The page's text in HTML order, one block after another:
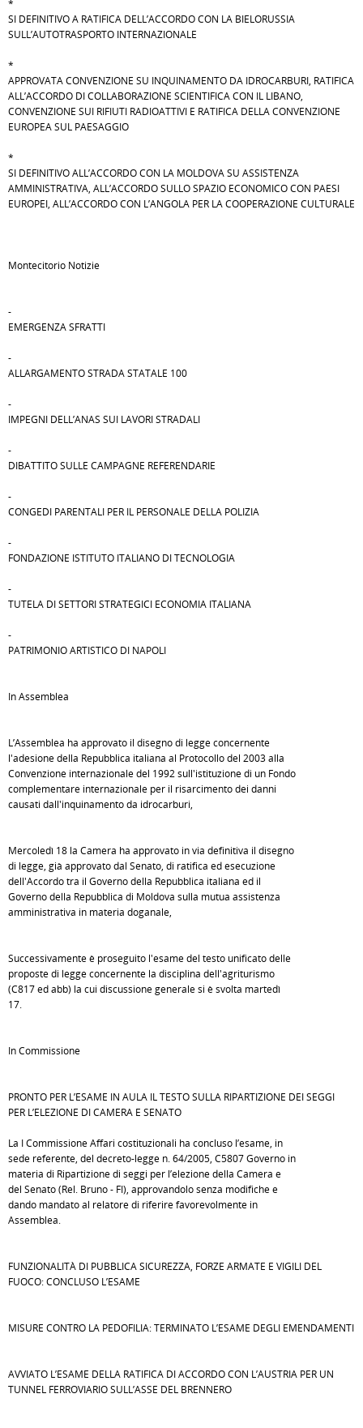
*
SI DEFINITIVO A RATIFICA DELL’ACCORDO CON LA BIELORUSSIA
SULL’AUTOTRASPORTO INTERNAZIONALE
*
APPROVATA CONVENZIONE SU INQUINAMENTO DA IDROCARBURI, RATIFICA
ALL’ACCORDO DI COLLABORAZIONE SCIENTIFICA CON IL LIBANO,
CONVENZIONE SUI RIFIUTI RADIOATTIVI E RATIFICA DELLA CONVENZIONE
EUROPEA SUL PAESAGGIO
*
SI DEFINITIVO ALL’ACCORDO CON LA MOLDOVA SU ASSISTENZA
AMMINISTRATIVA, ALL’ACCORDO SULLO SPAZIO ECONOMICO CON PAESI
EUROPEI, ALL’ACCORDO CON L’ANGOLA PER LA COOPERAZIONE CULTURALE
Montecitorio Notizie
-
EMERGENZA SFRATTI
-
ALLARGAMENTO STRADA STATALE 100
-
IMPEGNI DELL’ANAS SUI LAVORI STRADALI
-
DIBATTITO SULLE CAMPAGNE REFERENDARIE
-
CONGEDI PARENTALI PER IL PERSONALE DELLA POLIZIA
-
FONDAZIONE ISTITUTO ITALIANO DI TECNOLOGIA
-
TUTELA DI SETTORI STRATEGICI ECONOMIA ITALIANA
-
PATRIMONIO ARTISTICO DI NAPOLI
In Assemblea
L’Assemblea ha approvato il disegno di legge concernente
l'adesione della Repubblica italiana al Protocollo del 2003 alla
Convenzione internazionale del 1992 sull'istituzione di un Fondo
complementare internazionale per il risarcimento dei danni
causati dall'inquinamento da idrocarburi,
Mercoledì 18 la Camera ha approvato in via definitiva il disegno
di legge, già approvato dal Senato, di ratifica ed esecuzione
dell'Accordo tra il Governo della Repubblica italiana ed il
Governo della Repubblica di Moldova sulla mutua assistenza
amministrativa in materia doganale,
Successivamente è proseguito l'esame del testo unificato delle
proposte di legge concernente la disciplina dell'agriturismo
(C817 ed abb) la cui discussione generale si è svolta martedì
17.
In Commissione
PRONTO PER L’ESAME IN AULA IL TESTO SULLA RIPARTIZIONE DEI SEGGI
PER L’ELEZIONE DI CAMERA E SENATO
La I Commissione Affari costituzionali ha concluso l’esame, in
sede referente, del decreto-legge n. 64/2005, C5807 Governo in
materia di Ripartizione di seggi per l’elezione della Camera e
del Senato (Rel. Bruno - FI), approvandolo senza modifiche e
dando mandato al relatore di riferire favorevolmente in
Assemblea.
FUNZIONALITÀ DI PUBBLICA SICUREZZA, FORZE ARMATE E VIGILI DEL
FUOCO: CONCLUSO L’ESAME
MISURE CONTRO LA PEDOFILIA: TERMINATO L’ESAME DEGLI EMENDAMENTI
AVVIATO L’ESAME DELLA RATIFICA DI ACCORDO CON L’AUSTRIA PER UN
TUNNEL FERROVIARIO SULL’ASSE DEL BRENNERO